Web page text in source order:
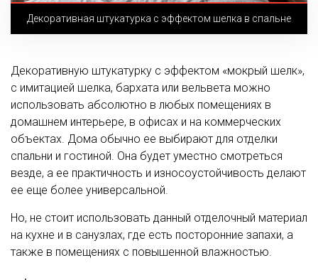
Декоративная штукатурка с эффектом шелка в спальне
Декоративную штукатурку с эффектом «мокрый шелк»,
с имитацией шелка, бархата или вельвета можно
использовать абсолютно в любых помещениях в
домашнем интерьере, в офисах и на коммерческих
объектах. Дома обычно ее выбирают для отделки
спальни и гостиной. Она будет уместно смотреться
везде, а ее практичность и износоустойчивость делают
ее еще более универсальной.
Но, не стоит использовать данный отделочный материал
на кухне и в санузлах, где есть посторонние запахи, а
также в помещениях с повышенной влажностью.